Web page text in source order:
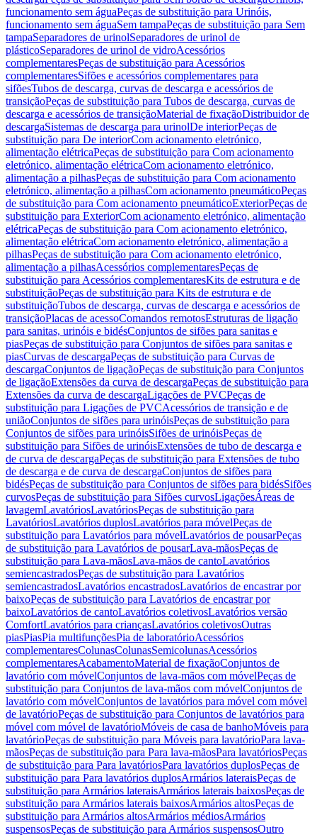
funcionamento sem águaPeças de substituição para Urinóis,
funcionamento sem águaSem tampaPeças de substituição para Sem
tampaSeparadores de urinolSeparadores de urinol de
plásticoSeparadores de urinol de vidroAcessórios
complementaresPeças de substituição para Acessórios
complementaresSifões e acessórios complementares para
sifõesTubos de descarga, curvas de descarga e acessórios de
transiçãoPeças de substituição para Tubos de descarga, curvas de
descarga e acessórios de transiçãoMaterial de fixaçãoDistribuidor de
descargaSistemas de descarga para urinolDe interiorPeças de
substituição para De interiorCom acionamento eletrónico,
alimentação elétricaPeças de substituição para Com acionamento
eletrónico, alimentação elétricaCom acionamento eletrónico,
alimentação a pilhasPeças de substituição para Com acionamento
eletrónico, alimentação a pilhasCom acionamento pneumáticoPeças
de substituição para Com acionamento pneumáticoExteriorPeças de
substituição para ExteriorCom acionamento eletrónico, alimentação
elétricaPeças de substituição para Com acionamento eletrónico,
alimentação elétricaCom acionamento eletrónico, alimentação a
pilhasPeças de substituição para Com acionamento eletrónico,
alimentação a pilhasAcessórios complementaresPeças de
substituição para Acessórios complementaresKits de estrutura e de
substituiçãoPeças de substituição para Kits de estrutura e de
substituiçãoTubos de descarga, curvas de descarga e acessórios de
transiçãoPlacas de acessoComandos remotosEstruturas de ligação
para sanitas, urinóis e bidésConjuntos de sifões para sanitas e
piasPeças de substituição para Conjuntos de sifões para sanitas e
piasCurvas de descargaPeças de substituição para Curvas de
descargaConjuntos de ligaçãoPeças de substituição para Conjuntos
de ligaçãoExtensões da curva de descargaPeças de substituição para
Extensões da curva de descargaLigações de PVCPeças de
substituição para Ligações de PVCAcessórios de transição e de
uniãoConjuntos de sifões para urinóisPeças de substituição para
Conjuntos de sifões para urinóisSifões de urinóisPeças de
substituição para Sifões de urinóisExtensões de tubo de descarga e
de curva de descargaPeças de substituição para Extensões de tubo
de descarga e de curva de descargaConjuntos de sifões para
bidésPeças de substituição para Conjuntos de sifões para bidésSifões
curvosPeças de substituição para Sifões curvosLigaçõesÁreas de
lavagemLavatóriosLavatóriosPeças de substituição para
LavatóriosLavatórios duplosLavatórios para móvelPeças de
substituição para Lavatórios para móvelLavatórios de pousarPeças
de substituição para Lavatórios de pousarLava-mãosPeças de
substituição para Lava-mãosLava-mãos de cantoLavatórios
semiencastradosPeças de substituição para Lavatórios
semiencastradosLavatórios encastradosLavatórios de encastrar por
baixoPeças de substituição para Lavatórios de encastrar por
baixoLavatórios de cantoLavatórios coletivosLavatórios versão
ComfortLavatórios para criançasLavatórios coletivosOutras
piasPiasPia multifunçõesPia de laboratórioAcessórios
complementaresColunasColunasSemicolunasAcessórios
complementaresAcabamentoMaterial de fixaçãoConjuntos de
lavatório com móvelConjuntos de lava-mãos com móvelPeças de
substituição para Conjuntos de lava-mãos com móvelConjuntos de
lavatório com móvelConjuntos de lavatórios para móvel com móvel
de lavatórioPeças de substituição para Conjuntos de lavatórios para
móvel com móvel de lavatórioMóveis de casa de banhoMóveis para
lavatórioPeças de substituição para Móveis para lavatórioPara lava-
mãosPeças de substituição para Para lava-mãosPara lavatóriosPeças
de substituição para Para lavatóriosPara lavatórios duplosPeças de
substituição para Para lavatórios duplosArmários lateraisPeças de
substituição para Armários lateraisArmários laterais baixosPeças de
substituição para Armários laterais baixosArmários altosPeças de
substituição para Armários altosArmários médiosArmários
suspensosPeças de substituição para Armários suspensosOutro